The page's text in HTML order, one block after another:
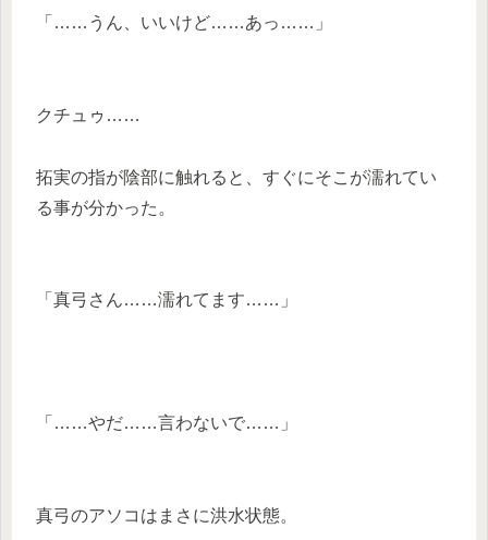
「……うん、いいけど……あっ……」
クチュゥ……
拓実の指が陰部に触れると、すぐにそこが濡れてい
る事が分かった。
「真弓さん……濡れてます……」
「……やだ……言わないで……」
真弓のアソコはまさに洪水状態。